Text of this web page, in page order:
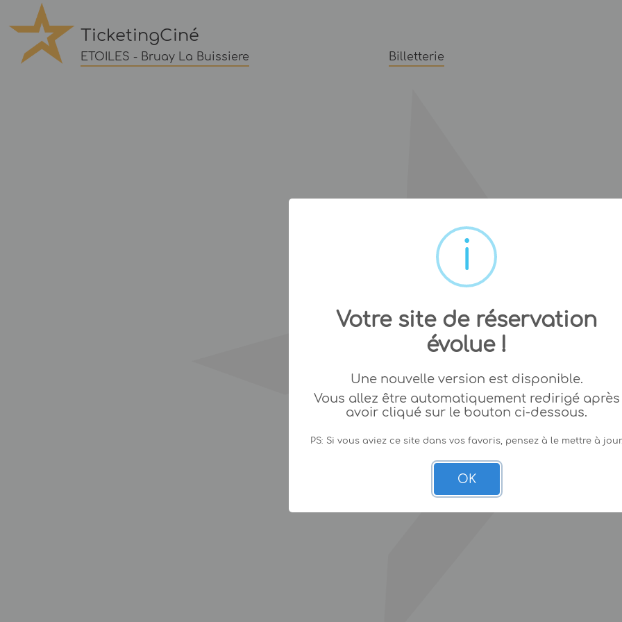
TicketingCiné
ETOILES - Bruay La Buissiere Billetterie
Votre site de réservation
évolue !
Une nouvelle version est disponible.
Vous allez être automatiquement redirigé après
avoir cliqué sur le bouton ci-dessous.
PS: Si vous aviez ce site dans vos favoris, pensez à le mettre à
OK